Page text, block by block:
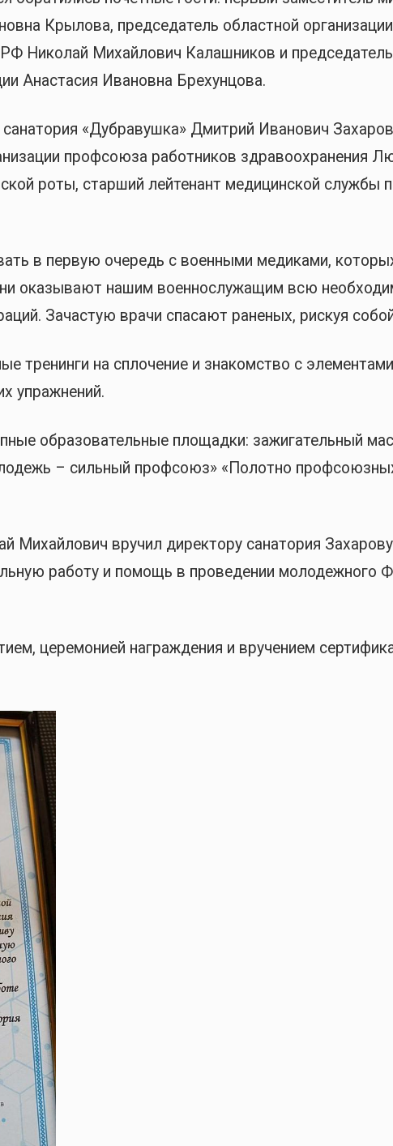
Крылова, председатель областной организации
Николай Михайлович Калашников и председатель
Анастасия Ивановна Брехунцова.
«Дубравушка» Дмитрий Иванович
профсоюза работников здравоохранения
роты, старший лейтенант медицинской службы
в первую очередь с военными медиками,
оказывают нашим военнослужащим всю
Зачастую врачи спасают раненых, рискуя
тренинги на сплочение и знакомство с элементами
упражнений.
образовательные площадки: зажигательный
– сильный профсоюз» «Полотно
Михайлович вручил директору санатория
работу и помощь в проведении молодежного
церемонией награждения и вручением